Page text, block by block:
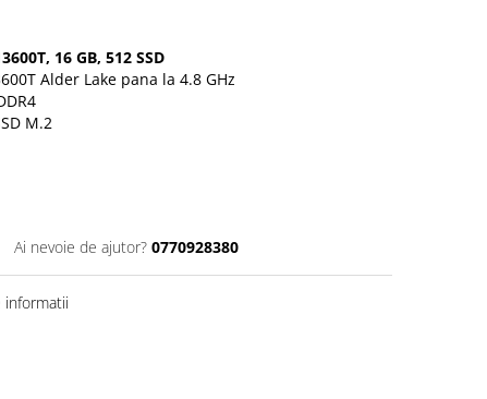
16 GB, 512 SSD
Alder Lake pana la 4.8 GHz
M.2
Ai nevoie de ajutor? 0770928380
informatii